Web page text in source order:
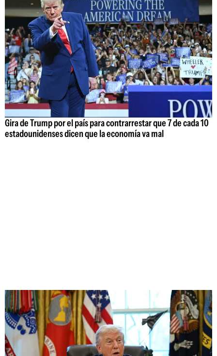
Gira de Trump por el país para contrarrestar que 7 de cada 10
estadounidenses dicen que la economía va mal